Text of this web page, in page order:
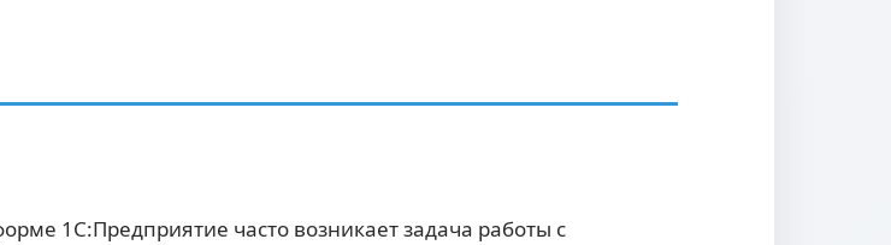
1С:Предприятие часто возникает задача работы с